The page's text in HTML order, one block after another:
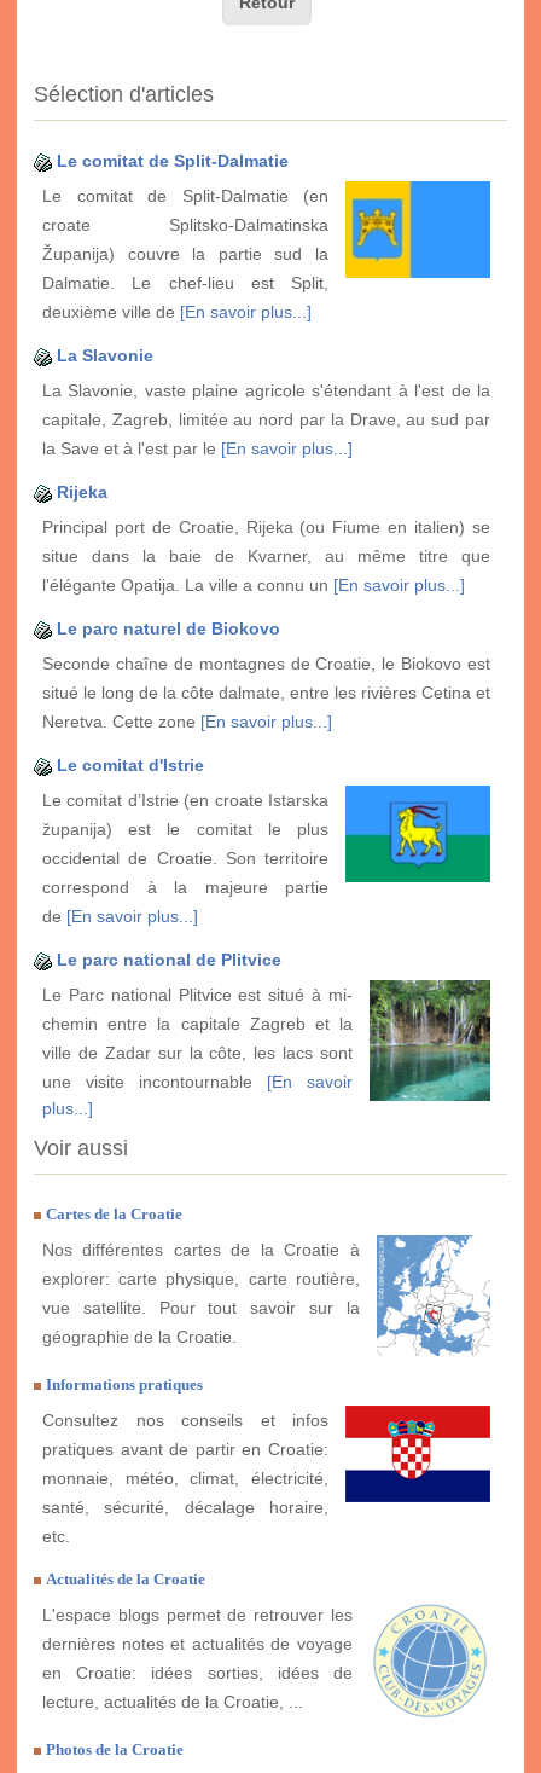
Sélection d'articles
Le comitat de Split-Dalmatie
Le comitat de Split-Dalmatie (en
croate Splitsko-Dalmatinska
Županija) couvre la partie sud la
Dalmatie. Le chef-lieu est Split,
deuxième ville de [En savoir plus...]
La Slavonie
La Slavonie, vaste plaine agricole s'étendant à l'est de la
capitale, Zagreb, limitée au nord par la Drave, au sud par
la Save et à l'est par le [En savoir plus...]
Rijeka
Principal port de Croatie, Rijeka (ou Fiume en italien) se
situe dans la baie de Kvarner, au même titre que
l'élégante Opatija. La ville a connu un [En savoir plus...]
Le parc naturel de Biokovo
Seconde chaîne de montagnes de Croatie, le Biokovo est
situé le long de la côte dalmate, entre les rivières Cetina et
Neretva. Cette zone [En savoir plus...]
Le comitat d'Istrie
Le comitat d’Istrie (en croate Istarska
županija) est le comitat le plus
occidental de Croatie. Son territoire
correspond à la majeure partie
de [En savoir plus...]
Le parc national de Plitvice
Le Parc national Plitvice est situé à mi-
chemin entre la capitale Zagreb et la
ville de Zadar sur la côte, les lacs sont
une visite incontournable [En savoir
plus...]
Voir aussi
Cartes de la Croatie
Nos différentes cartes de la Croatie à
explorer: carte physique, carte routière,
vue satellite. Pour tout savoir sur la
géographie de la Croatie.
Informations pratiques
Consultez nos conseils et infos
pratiques avant de partir en Croatie:
monnaie, météo, climat, électricité,
santé, sécurité, décalage horaire,
etc.
Actualités de la Croatie
L'espace blogs permet de retrouver les
dernières notes et actualités de voyage
en Croatie: idées sorties, idées de
lecture, actualités de la Croatie, ...
Photos de la Croatie